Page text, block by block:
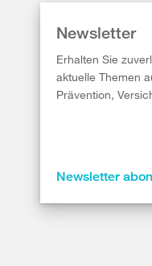
Newsletter
Erhalten Sie
aktuelle Themen
Prävention,
Newsletter